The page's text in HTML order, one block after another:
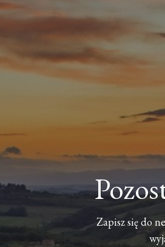
Zapisz się do